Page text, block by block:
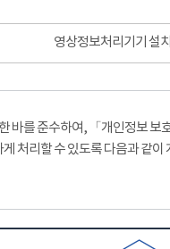
영상정보처리기기 설
를 준수하여, 「개인정보 보
처리할 수 있도록 다음과 같이